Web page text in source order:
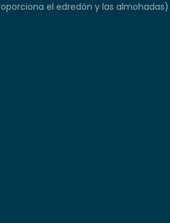
el edredón y las almohadas)